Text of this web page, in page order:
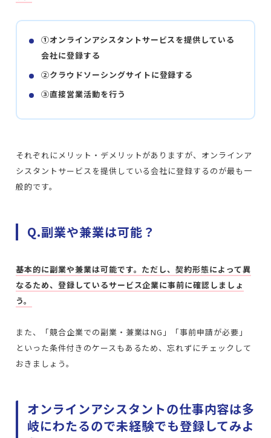
①オンラインアシスタントサービスを提供している
会社に登録する
②クラウドソーシングサイトに登録する
③直接営業活動を行う
それぞれにメリット・デメリットがありますが、オンラインア
シスタントサービスを提供している会社に登録するのが最も一
般的です。
Q.副業や兼業は可能？
基本的に副業や兼業は可能です。ただし、契約形態によって異
なるため、登録しているサービス企業に事前に確認しましょ
う。
また、「競合企業での副業・兼業はNG」「事前申請が必要」
といった条件付きのケースもあるため、忘れずにチェックして
おきましょう。
オンラインアシスタントの仕事内容は多
岐にわたるので未経験でも登録してみよ